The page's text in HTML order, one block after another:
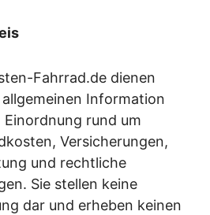
Fahrrad.de dienen
Information
rund um
Versicherungen,
und rechtliche
Sie stellen keine
dar und erheben keinen